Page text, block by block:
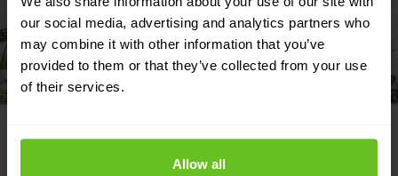
our social media, advertising and analytics partners who
may combine it with other information that you’ve
provided to them or that they’ve collected from your use
of their services.
Allow all
SOLUTIONS PROPOSÉES